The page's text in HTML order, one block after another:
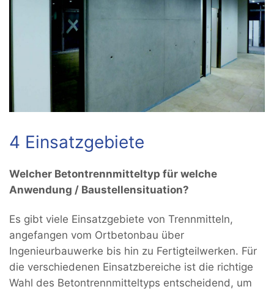
4 Einsatzgebiete
Welcher Betontrennmitteltyp für welche
Anwendung / Baustellensituation?
Es gibt viele Einsatzgebiete von Trennmitteln,
angefangen vom Ortbetonbau über
Ingenieurbauwerke bis hin zu Fertigteilwerken. Für
die verschiedenen Einsatzbereiche ist die richtige
Wahl des Betontrennmitteltyps entscheidend, um